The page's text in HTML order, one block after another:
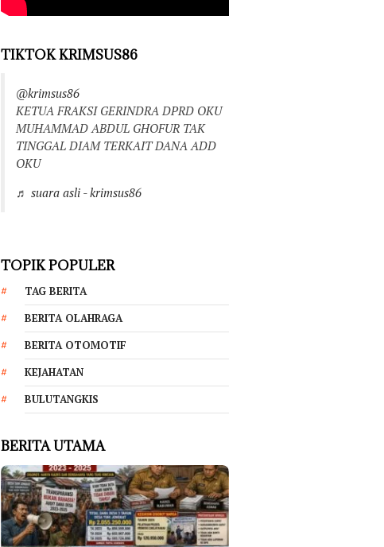
TIKTOK KRIMSUS86
@krimsus86
KETUA FRAKSI GERINDRA DPRD OKU
MUHAMMAD ABDUL GHOFUR TAK
TINGGAL DIAM TERKAIT DANA ADD
OKU
♬ suara asli - krimsus86
TOPIK POPULER
TAG BERITA
BERITA OLAHRAGA
BERITA OTOMOTIF
KEJAHATAN
BULUTANGKIS
BERITA UTAMA